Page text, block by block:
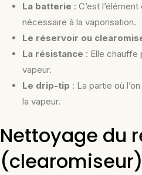
La batterie : C’est
nécessaire à la vaporisation.
Le réservoir ou
La résistance : Elle chauffe
vapeur.
Le drip-tip : La partie où
la vapeur.
Nettoyage du
(clearomiseur)